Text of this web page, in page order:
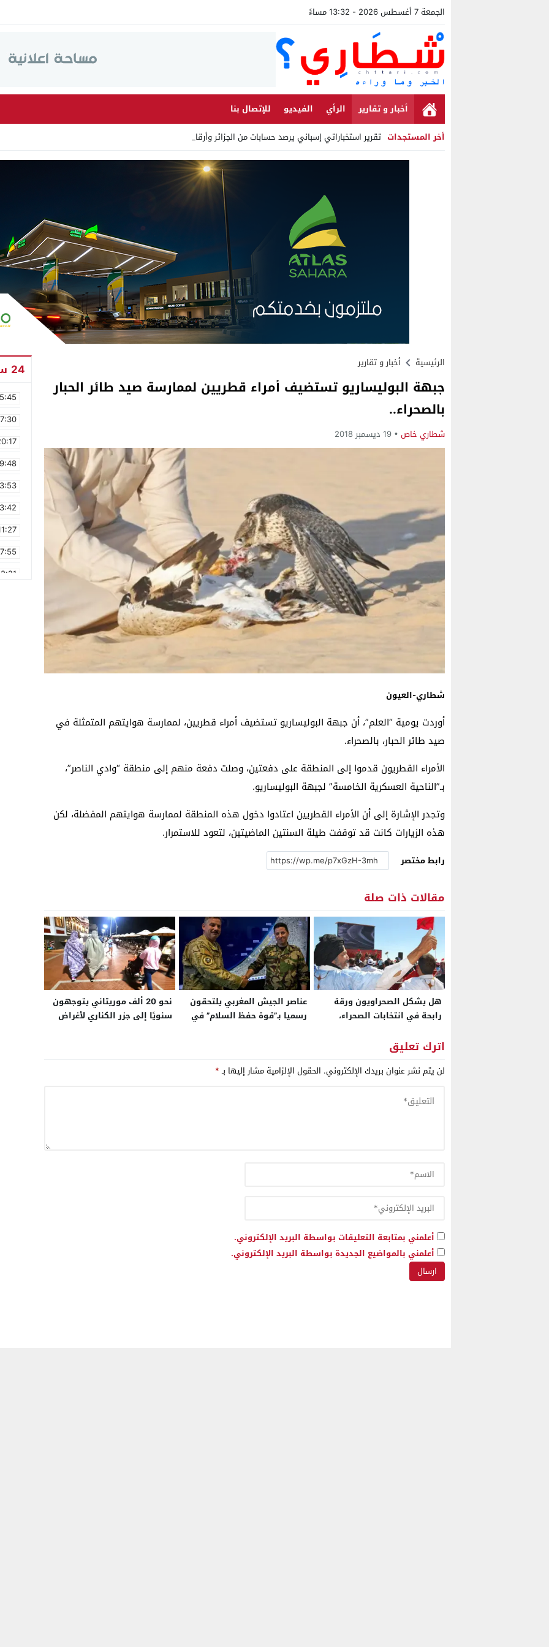
الجمعة 7 أغسطس 2026 - 13:32 مساءً
أخبار و تقارير الرأي الفيديو
للإتصال بنا
أخر المستجدات تقرير استخباراتي إسباني يرصد حسابات من الجزائر وأرقاما بـ”213+” _
Stop
الرئيسية أخبار و تقارير
جبهة البوليساريو تستضيف أمراء قطريين لممارسة صيد طائر الحبار
بالصحراء..
شطاري خاص 19 ديسمبر 2018
شطاري-العيون
أوردت يومية “العلم”، أن جبهة البوليساريو تستضيف أمراء قطريين، لممارسة هوايتهم المتمثلة في
صيد طائر الحبار، بالصحراء.
الأمراء القطريون قدموا إلى المنطقة على دفعتين، وصلت دفعة منهم إلى منطقة “وادي الناصر”،
بـ”الناحية العسكرية الخامسة” لجبهة البوليساريو.
وتجدر الإشارة إلى أن الأمراء القطريين اعتادوا دخول هذه المنطقة لممارسة هوايتهم المفضلة، لكن
هذه الزيارات كانت قد توقفت طيلة السنتين الماضيتين، لتعود للاستمرار.
رابط مختصر
مقالات ذات صلة
هل يشكل الصحراويون ورقة
رابحة في انتخابات الصحراء،
من الترشح؟
عناصر الجيش المغربي يلتحقون
رسميا بـ”قوة حفظ السلام” في
نحو 20 ألف موريتاني يتوجهون
سنويًا إلى جزر الكناري لأغراض
اترك تعليق
لن يتم نشر عنوان بريدك الإلكتروني. الحقول الإلزامية مشار إليها بـ*
أعلمني بمتابعة التعليقات بواسطة البريد الإلكتروني.
أعلمني بالمواضيع الجديدة بواسطة البريد الإلكتروني.
24 ساعة